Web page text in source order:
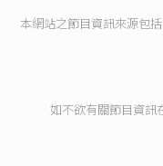
本網站之節目資訊來源包
如不欲有關節目資訊